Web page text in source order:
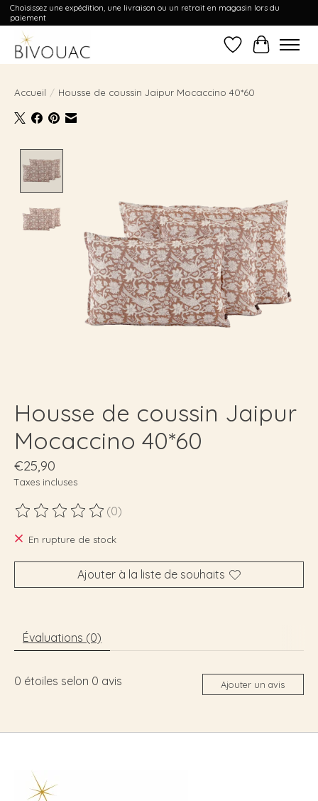
Choisissez une expédition, une livraison ou un retrait en magasin lors du
paiement
Liste dePanier
Accueil / Housse de coussin Jaipur Mocaccino 40*60
Housse de coussin Jaipur
Mocaccino 40*60
€25,90
Taxes incluses
Ce produit est évalué à
(0)
En rupture de stock
Ajouter à la liste de souhaits
Évaluations (0)
0 étoiles selon 0 avis Ajouter un avis